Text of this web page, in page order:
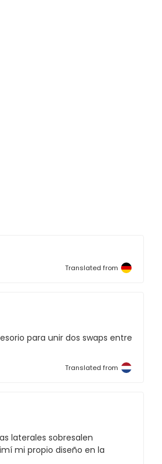
Translated from
para unir dos swaps entre
Translated from
laterales sobresalen
mi propio diseño en la